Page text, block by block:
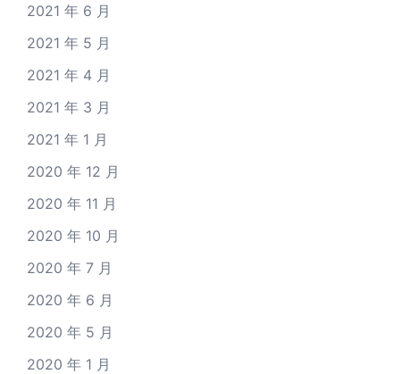
2021 年 6 月
2021 年 5 月
2021 年 4 月
2021 年 3 月
2021 年 1 月
2020 年 12 月
2020 年 11 月
2020 年 10 月
2020 年 7 月
2020 年 6 月
2020 年 5 月
2020 年 1 月